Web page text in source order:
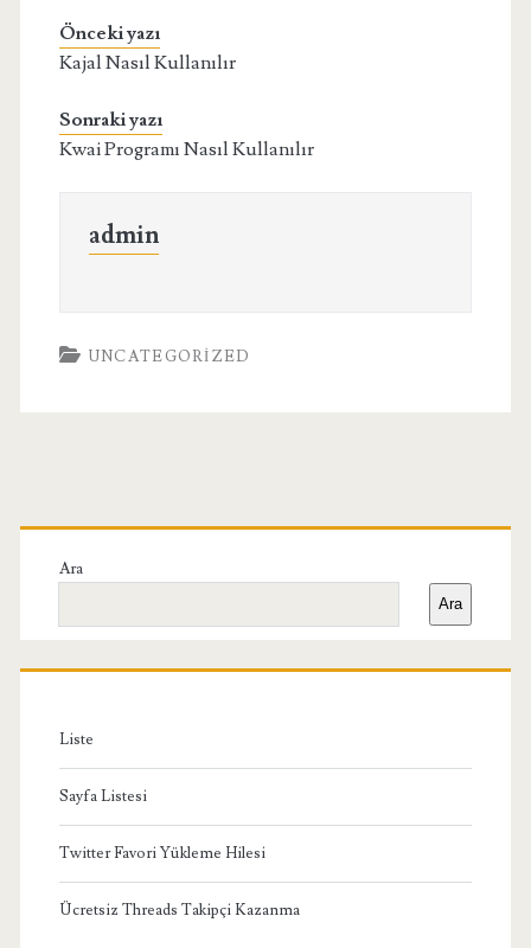
Önceki yazı
Kajal Nasıl Kullanılır
Sonraki yazı
Kwai Programı Nasıl Kullanılır
admin
UNCATEGORIZED
Birincil
Yan
Menü
Ara
Ara
Liste
Sayfa Listesi
Twitter Favori Yükleme Hilesi
Ücretsiz Threads Takipçi Kazanma